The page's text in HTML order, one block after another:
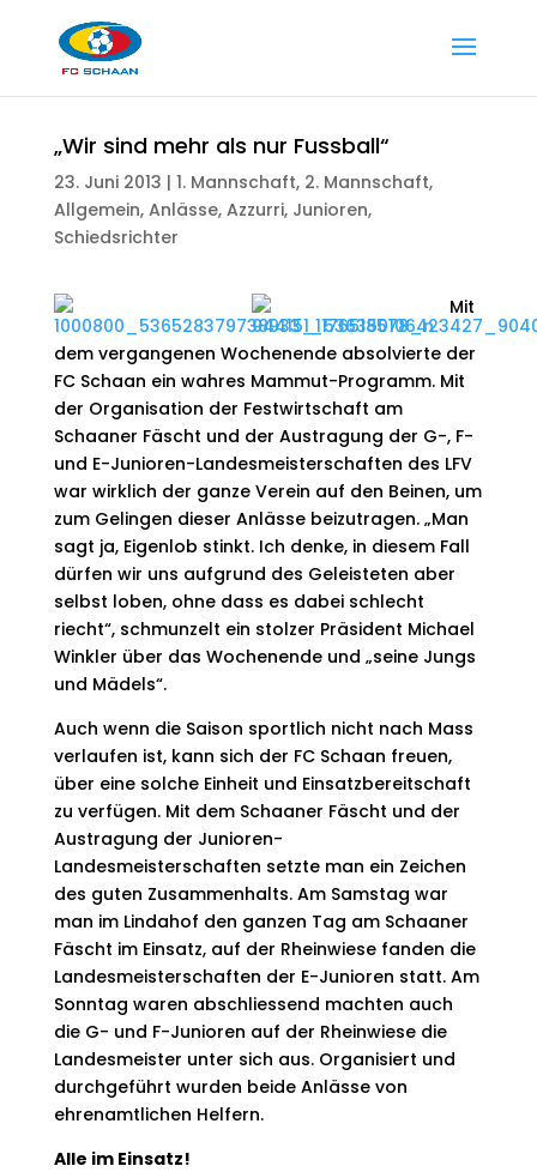
„Wir sind mehr als nur Fussball“
23. Juni 2013 | 1. Mannschaft, 2. Mannschaft,
Allgemein, Anlässe, Azzurri, Junioren,
Schiedsrichter
Mit
dem vergangenen Wochenende absolvierte der
FC Schaan ein wahres Mammut-Programm. Mit
der Organisation der Festwirtschaft am
Schaaner Fäscht und der Austragung der G-, F-
und E-Junioren-Landesmeisterschaften des LFV
war wirklich der ganze Verein auf den Beinen, um
zum Gelingen dieser Anlässe beizutragen. „Man
sagt ja, Eigenlob stinkt. Ich denke, in diesem Fall
dürfen wir uns aufgrund des Geleisteten aber
selbst loben, ohne dass es dabei schlecht
riecht“, schmunzelt ein stolzer Präsident Michael
Winkler über das Wochenende und „seine Jungs
und Mädels“.
Auch wenn die Saison sportlich nicht nach Mass
verlaufen ist, kann sich der FC Schaan freuen,
über eine solche Einheit und Einsatzbereitschaft
zu verfügen. Mit dem Schaaner Fäscht und der
Austragung der Junioren-
Landesmeisterschaften setzte man ein Zeichen
des guten Zusammenhalts. Am Samstag war
man im Lindahof den ganzen Tag am Schaaner
Fäscht im Einsatz, auf der Rheinwiese fanden die
Landesmeisterschaften der E-Junioren statt. Am
Sonntag waren abschliessend machten auch
die G- und F-Junioren auf der Rheinwiese die
Landesmeister unter sich aus. Organisiert und
durchgeführt wurden beide Anlässe von
ehrenamtlichen Helfern.
Alle im Einsatz!